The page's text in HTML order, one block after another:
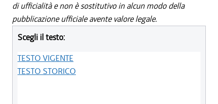
di ufficialità e non è sostitutivo in alcun modo della
pubblicazione ufficiale avente valore legale.
Scegli il testo:
TESTO VIGENTE
TESTO STORICO